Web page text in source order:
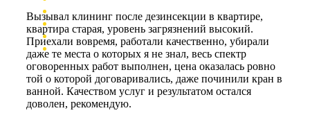
Вызывал клининг после дезинсекции в квартире,
квартира старая, уровень загрязнений высокий.
Приехали вовремя, работали качественно, убирали
даже те места о которых я не знал, весь спектр
оговоренных работ выполнен, цена оказалась ровно
той о которой договаривались, даже починили кран в
ванной. Качеством услуг и результатом остался
доволен, рекомендую.